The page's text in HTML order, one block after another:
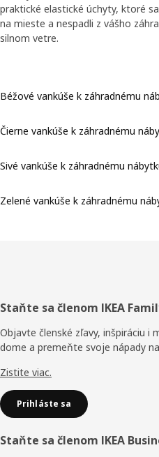
praktické elastické úchyty, ktoré
na mieste a nespadli z vášho
silnom vetre.
Béžové vankúše k záhradnému
Čierne vankúše k záhradnému
Sivé vankúše k záhradnému
Zelené vankúše k záhradnému
Päta
stránky
Staňte sa členom IKEA
Objavte členské zľavy, inšpiráciu i
dome a premeňte svoje nápady
Zistite viac.
Prihláste sa
Staňte sa členom IKEA